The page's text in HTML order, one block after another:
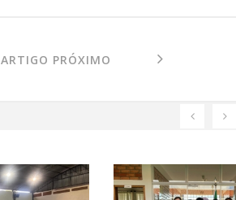
ARTIGO PRÓXIMO